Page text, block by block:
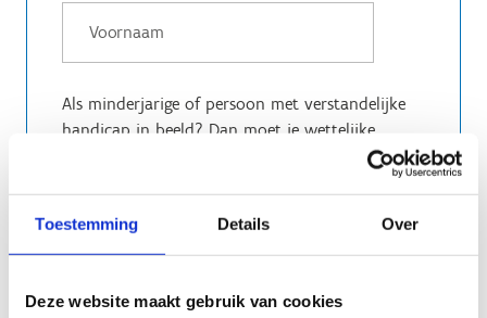
Toestemming Details Over
Deze website maakt gebruik van cookies
Als minderjarige of persoon met verstandelijke
handicap in beeld? Dan moet je wettelijke
vertegenwoordiger zoals ouder of voogd dit
Als minderjarige of persoon met verstandelijke